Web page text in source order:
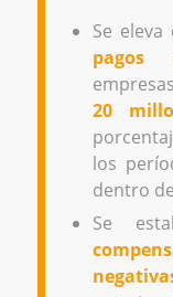
Se
pagos
20
los
dentro
Se